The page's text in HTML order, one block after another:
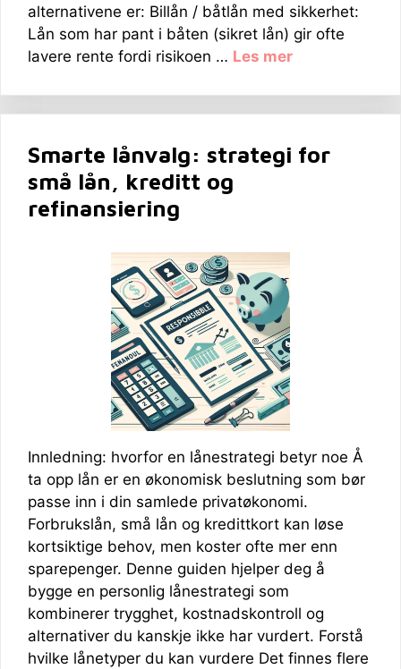
alternativene er: Billån / båtlån med sikkerhet:
Lån som har pant i båten (sikret lån) gir ofte
lavere rente fordi risikoen … Les mer
Smarte lånvalg: strategi for
små lån, kreditt og
refinansiering
Innledning: hvorfor en lånestrategi betyr noe Å
ta opp lån er en økonomisk beslutning som bør
passe inn i din samlede privatøkonomi.
Forbrukslån, små lån og kredittkort kan løse
kortsiktige behov, men koster ofte mer enn
sparepenger. Denne guiden hjelper deg å
bygge en personlig lånestrategi som
kombinerer trygghet, kostnadskontroll og
alternativer du kanskje ikke har vurdert. Forstå
hvilke lånetyper du kan vurdere Det finnes flere